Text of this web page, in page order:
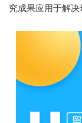
究成果应用于解决